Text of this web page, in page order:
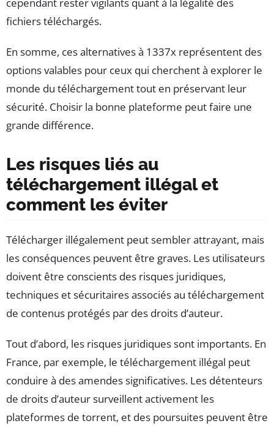
cependant rester vigilants quant à la légalité des
fichiers téléchargés.
En somme, ces alternatives à 1337x représentent des
options valables pour ceux qui cherchent à explorer le
monde du téléchargement tout en préservant leur
sécurité. Choisir la bonne plateforme peut faire une
grande différence.
Les risques liés au
téléchargement illégal et
comment les éviter
Télécharger illégalement peut sembler attrayant, mais
les conséquences peuvent être graves. Les utilisateurs
doivent être conscients des risques juridiques,
techniques et sécuritaires associés au téléchargement
de contenus protégés par des droits d’auteur.
Tout d’abord, les risques juridiques sont importants. En
France, par exemple, le téléchargement illégal peut
conduire à des amendes significatives. Les détenteurs
de droits d’auteur surveillent activement les
plateformes de torrent, et des poursuites peuvent être